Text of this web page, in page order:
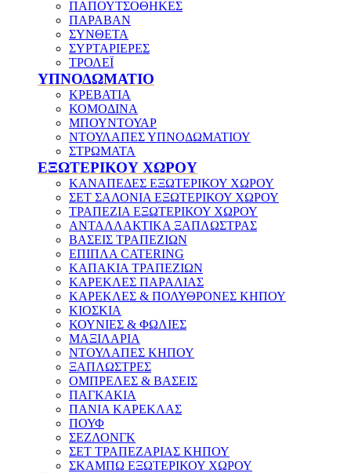
ΠΑΠΟΥΤΣΟΘΗΚΕΣ
ΠΑΡΑΒΑΝ
ΣΥΝΘΕΤΑ
ΣΥΡΤΑΡΙΕΡΕΣ
ΤΡΟΛΕΪ
ΥΠΝΟΔΩΜΑΤΙΟ
ΚΡΕΒΑΤΙΑ
ΚΟΜΟΔΙΝΑ
ΜΠΟΥΝΤΟΥΑΡ
ΝΤΟΥΛΑΠΕΣ ΥΠΝΟΔΩΜΑΤΙΟΥ
ΣΤΡΩΜΑΤΑ
ΕΞΩΤΕΡΙΚΟΥ ΧΩΡΟΥ
ΚΑΝΑΠΕΔΕΣ ΕΞΩΤΕΡΙΚΟΥ ΧΩΡΟΥ
ΣΕΤ ΣΑΛΟΝΙΑ ΕΞΩΤΕΡΙΚΟΥ ΧΩΡΟΥ
ΤΡΑΠΕΖΙΑ ΕΞΩΤΕΡΙΚΟΥ ΧΩΡΟΥ
ΑΝΤΑΛΛΑΚΤΙΚΑ ΞΑΠΛΩΣΤΡΑΣ
ΒΑΣΕΙΣ ΤΡΑΠΕΖΙΩΝ
ΕΠΙΠΛΑ CATERING
ΚΑΠΑΚΙΑ ΤΡΑΠΕΖΙΩΝ
ΚΑΡΕΚΛΕΣ ΠΑΡΑΛΙΑΣ
ΚΑΡΕΚΛΕΣ & ΠΟΛΥΘΡΟΝΕΣ ΚΗΠΟΥ
ΚΙΟΣΚΙΑ
ΚΟΥΝΙΕΣ & ΦΩΛΙΕΣ
ΜΑΞΙΛΑΡΙΑ
ΝΤΟΥΛΑΠΕΣ ΚΗΠΟΥ
ΞΑΠΛΩΣΤΡΕΣ
ΟΜΠΡΕΛΕΣ & ΒΑΣΕΙΣ
ΠΑΓΚΑΚΙΑ
ΠΑΝΙΑ ΚΑΡΕΚΛΑΣ
ΠΟΥΦ
ΣΕΖΛΟΝΓΚ
ΣΕΤ ΤΡΑΠΕΖΑΡΙΑΣ ΚΗΠΟΥ
ΣΚΑΜΠΩ ΕΞΩΤΕΡΙΚΟΥ ΧΩΡΟΥ